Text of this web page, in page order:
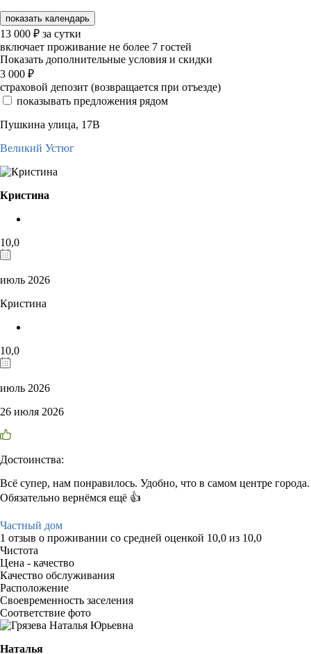
показать календарь
13 000 ₽ за сутки
включает проживание не более 7 гостей
Показать дополнительные условия и скидки
3 000 ₽
страховой депозит (возвращается при отъезде)
показывать предложения рядом
Пушкина улица, 17В
Великий Устюг
Кристина
10,0
июль 2026
Кристина
10,0
июль 2026
26 июля 2026
Достоинства:
Всё супер, нам понравилось. Удобно, что в самом центре города.
Обязательно вернёмся ещё 👍
Частный дом
1 отзыв о проживании со средней оценкой 10,0 из 10,0
Чистота
Цена - качество
Качество обслуживания
Расположение
Своевременность заселения
Соответствие фото
Наталья